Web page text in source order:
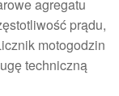
agregatu
prądu,
motogodzin
techniczną